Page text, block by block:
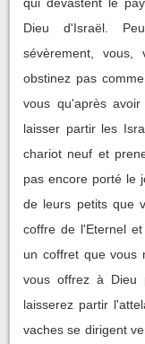
Dieu d'Israël.
sévèrement,
obstinez pas
vous qu'après
laisser partir les
chariot neuf et
pas encore porté le
de leurs petits que
coffre de l'Eternel
un coffret que vous
vous offrez à Dieu
laisserez partir
vaches se dirigent